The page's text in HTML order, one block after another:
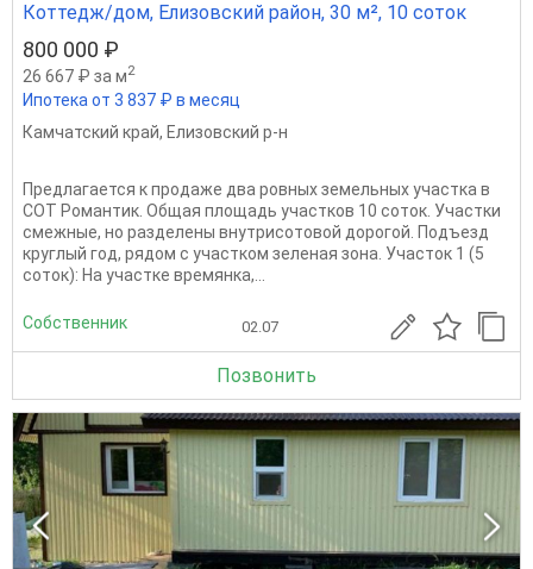
Коттедж/дом, Елизовский район, 30 м², 10 соток
800 000 ₽
26 667 ₽ за м2
Ипотека от 3 837 ₽ в месяц
Камчатский край, Елизовский р-н
Предлагается к продаже два ровных земельных участка в
СОТ Романтик. Общая площадь участков 10 соток. Участки
смежные, но разделены внутрисотовой дорогой. Подъезд
круглый год, рядом с участком зеленая зона. Участок 1 (5
соток): На участке времянка,...
Собственник 02.07
Позвонить